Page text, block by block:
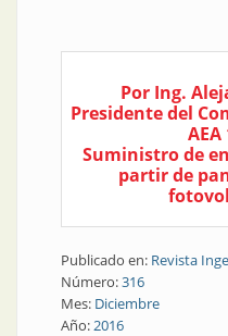
Por Ing.
Presidente del
AEA
Suministro de
partir de
Publicado en: Revista
Número:316
Mes: Diciembre
Año:2016